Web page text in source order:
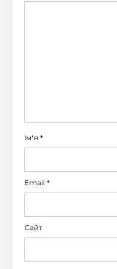
Ім'я *
Email *
Сайт